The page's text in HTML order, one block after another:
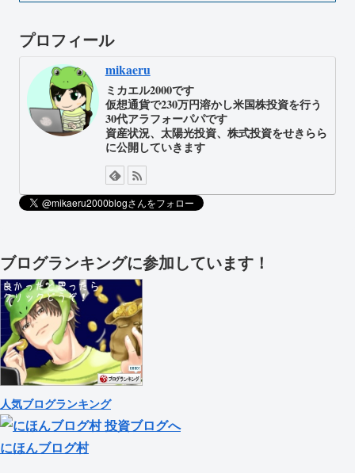
プロフィール
mikaeru
ミカエル2000です
仮想通貨で230万円溶かし米国株投資を行う
30代アラフォーパパです
資産状況、太陽光投資、株式投資をせきらら
に公開していきます
ブログランキングに参加しています！
人気ブログランキング
にほんブログ村